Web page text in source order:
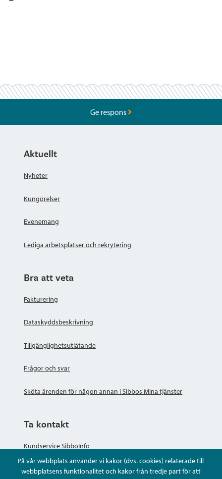
På vår webbplats använder vi kakor (dvs. cookies) relaterade till
webbplatsens funktionalitet och kakor från tredje part för att
Ge respons
Aktuellt
Nyheter
Kungörelser
Evenemang
Lediga arbetsplatser och rekrytering
Bra att veta
Fakturering
Dataskyddsbeskrivning
Tillgänglighetsutlåtande
Frågor och svar
Sköta ärenden för någon annan i Sibbos Mina tjänster
Ta kontakt
Kundservice SibboInfo
Ge anonym respons